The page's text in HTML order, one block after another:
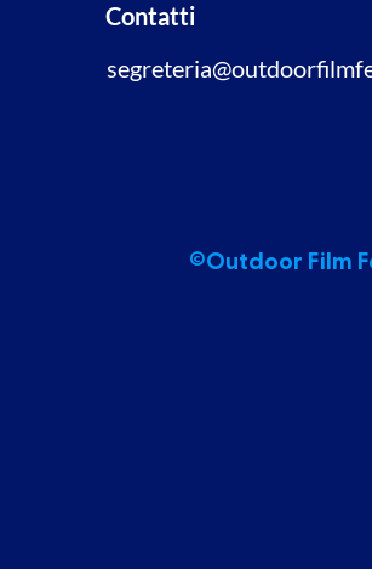
Contatti
©Outdoor Film